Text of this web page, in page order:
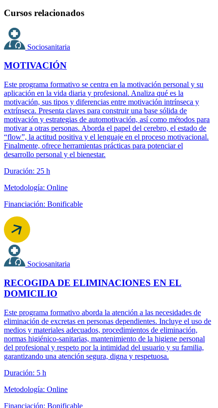
Cursos relacionados
Sociosanitaria
MOTIVACIÓN
Este programa formativo se centra en la motivación personal y su
aplicación en la vida diaria y profesional. Analiza qué es la
motivación, sus tipos y diferencias entre motivación intrínseca y
extrínseca. Presenta claves para construir una base sólida de
motivación y estrategias de automotivación, así como métodos para
motivar a otras personas. Aborda el papel del cerebro, el estado de
“flow”, la actitud positiva y el lenguaje en el proceso motivacional.
Finalmente, ofrece herramientas prácticas para potenciar el
desarrollo personal y el bienestar.
Duración: 25 h
Metodología: Online
Financiación: Bonificable
Sociosanitaria
RECOGIDA DE ELIMINACIONES EN EL
DOMICILIO
Este programa formativo aborda la atención a las necesidades de
eliminación de excretas en personas dependientes. Incluye el uso de
medios y materiales adecuados, procedimientos de eliminación,
normas higiénico-sanitarias, mantenimiento de la higiene personal
del profesional y respeto por la intimidad del usuario y su familia,
garantizando una atención segura, digna y respetuosa.
Duración: 5 h
Metodología: Online
Financiación: Bonificable